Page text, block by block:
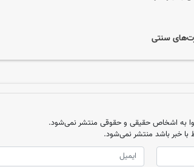
سنتی
به اشخاص حقیقی و حقوقی منتشر نمی‌شود.
با خبر باشد منتشر نمی‌شود.